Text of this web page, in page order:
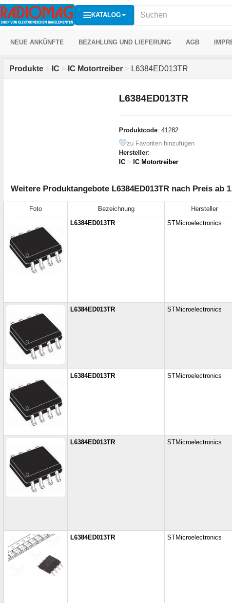
KATALOG
NEUE ANKÜNFTE BEZAHLUNG UND LIEFERUNG AGB
Produkte > IC > IC Motortreiber > L6384ED013TR
L6384ED013TR
Produktcode: 41282
zu Favoriten hinzufügen
Hersteller:
IC > IC Motortreiber
Weitere Produktangebote L6384ED013TR nach Preis ab
Foto Bezeichnung Hersteller
L6384ED013TR
STMicroelectronics
L6384ED013TR STMicroelectronics
L6384ED013TR STMicroelectronics
L6384ED013TR STMicroelectronics
L6384ED013TR STMicroelectronics